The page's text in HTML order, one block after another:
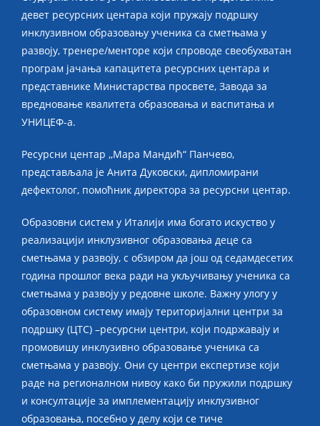
девет ресурсних центара који пружају подршку
инклузивном образовању ученика са сметњама у
развоју, тренере/менторе који спроводе свеобухватан
програм јачања капацитета ресурсних центара и
представнике Министарства просвете, Завода за
вредновање квалитета образовања и васпитања и
УНИЦЕФ-а.
Ресурсни центар ,,Мара Мандић“ Панчево,
представљала је Анита Дуковски, дипломирани
дефектолог, помоћник директора за ресурсни центар.
Образовни систем у Италији има богато искуство у
реализацији инклузивног образовања деце са
сметњама у развоју, с обзиром да још од седамдесетих
година прошлог века ради на укључивању ученика са
сметњама у развоју у редовне школе. Важну улогу у
образовном систему имају територијални центри за
подршку (ЦТС) –ресурсни центри, који подржавају и
промовишу инклузивно образовање ученика са
сметњама у развоју. Они су центри експертизе који
раде на регионалном нивоу како би пружили подршку
и консултације за имплементацију инклузивног
образовања, посебно у делу који се тиче